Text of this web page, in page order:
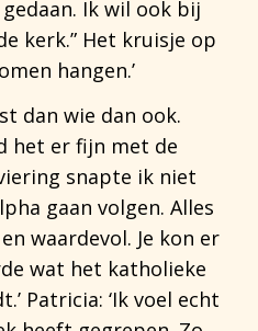
Ik wil ook bij
kerk.” Het kruisje op
hangen.’
dan wie dan ook.
het er fijn met de
snapte ik niet
gaan volgen. Alles
waardevol. Je kon er
wat het katholieke
Patricia: ‘Ik voel echt